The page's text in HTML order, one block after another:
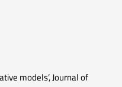
models’, Journal of